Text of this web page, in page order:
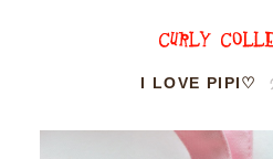
I LOVE PIPI♡